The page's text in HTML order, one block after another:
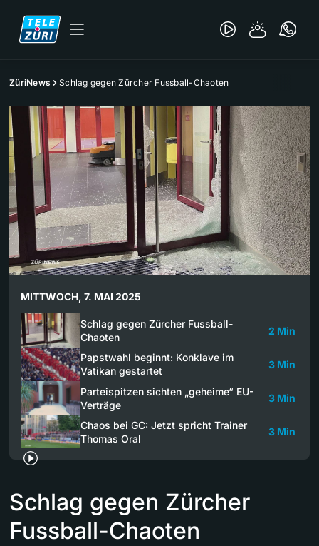
ZüriNews Schlag gegen Zürcher Fussball-Chaoten
MITTWOCH, 7. MAI 2025
Schlag gegen Zürcher Fussball-
Chaoten
2 Min
Papstwahl beginnt: Konklave im
Vatikan gestartet
3 Min
Parteispitzen sichten „geheime“ EU-
Verträge
3 Min
Chaos bei GC: Jetzt spricht Trainer
Thomas Oral
3 Min
Schlag gegen Zürcher
Fussball-Chaoten